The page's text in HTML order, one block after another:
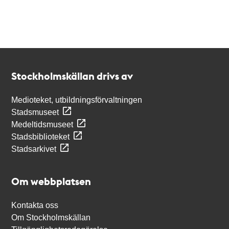
Stockholmskällan drivs av
Medioteket, utbildningsförvaltningen
Stadsmuseet
Medeltidsmuseet
Stadsbiblioteket
Stadsarkivet
Om webbplatsen
Kontakta oss
Om Stockholmskällan